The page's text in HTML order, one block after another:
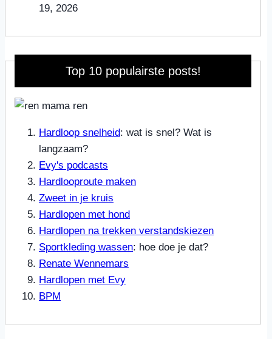
19, 2026
Top 10 populairste posts!
Hardloop snelheid: wat is snel? Wat is
langzaam?
Evy's podcasts
Hardlooproute maken
Zweet in je kruis
Hardlopen met hond
Hardlopen na trekken verstandskiezen
Sportkleding wassen: hoe doe je dat?
Renate Wennemars
Hardlopen met Evy
BPM